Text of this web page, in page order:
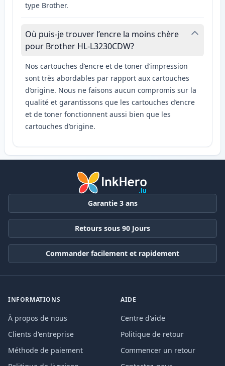
type Brother.
Où puis-je trouver l’encre la moins chère
pour Brother HL-L3230CDW?
Nos cartouches d’encre et de toner d’impression
sont très abordables par rapport aux cartouches
d’origine. Nous ne faisons aucun compromis sur la
qualité et garantissons que les cartouches d’encre
et de toner fonctionnent aussi bien que les
cartouches d’origine.
Garantie 3 ans
Retours sous 90 Jours
Commander facilement et rapidement
INFORMATIONS
À propos de nous
Clients d'entreprise
Méthode de paiement
AIDE
Centre d'aide
Politique de retour
Commencer un retour